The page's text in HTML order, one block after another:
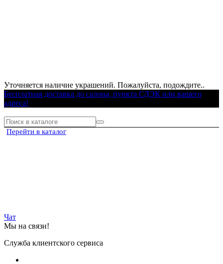
Уточняется наличие украшений. Пожалуйста, подождите..
Бесплатная доставка до салона, пункта СДЭК или вашего
адреса!
Перейти в каталог
Чат
Мы на связи!
Служба клиентского сервиса